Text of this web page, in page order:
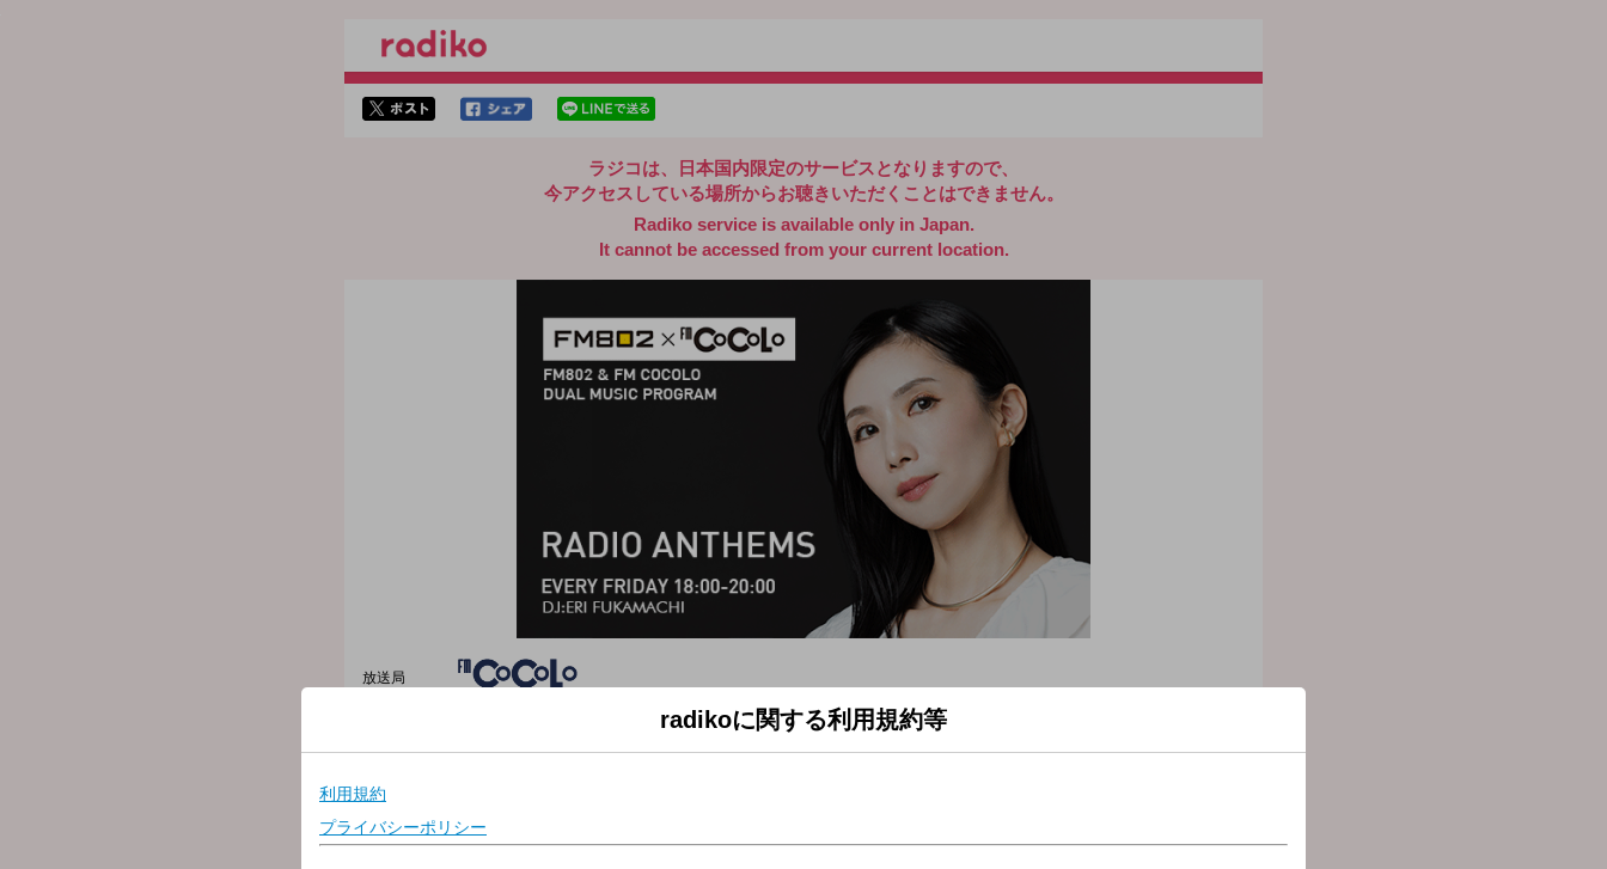
ラジコは、日本国内限定のサービスとなりますので、
今アクセスしている場所からお聴きいただくことはできません。
Radiko service is available only in Japan.
It cannot be accessed from your current location.
放送局
2025年7月25日（金）18:00～19:00radikoに関する利用規約等